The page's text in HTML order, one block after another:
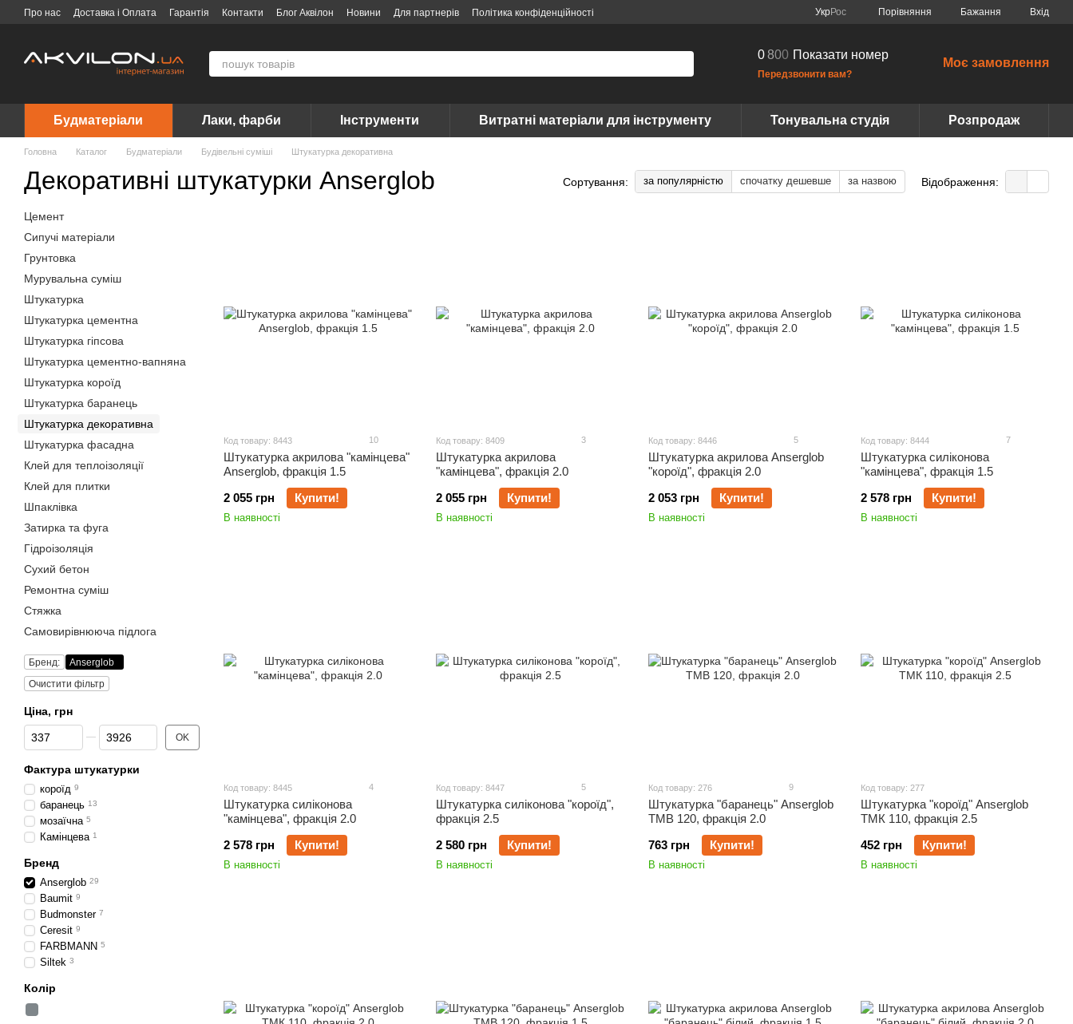
Перейти до основного контенту
Про нас Доставка і Оплата Гарантія Контакти Блог Аквілон Новини Для партнерів
Політика конфіденційності
УкрРос Порівняння Бажання Вхід
0800 Показати номер
Передзвонити вам?
Моє замовлення
Будматеріали Лаки, фарби Інструменти Витратні матеріали для інструменту Тонувальна студія Розпродаж
Головна Каталог Будматеріали Будівельні суміші Штукатурка декоративна
Декоративні штукатурки Anserglob Сортування: за популярністю спочатку дешевше за назвою Відображення:
Код товару: 8443 10
Штукатурка акрилова "камінцева"
Anserglob, фракція 1.5
2 055 грн
Купити!
В наявності
Код товару: 8409 3
Штукатурка акрилова
"камінцева", фракція 2.0
2 055 грн
Купити!
В наявності
Код товару: 8446 5
Штукатурка акрилова Anserglob
"короїд", фракція 2.0
2 053 грн
Купити!
В наявності
Код товару: 8444 7
Штукатурка силіконова
"камінцева", фракція 1.5
2 578 грн
Купити!
В наявності
Код товару: 8445 4
Штукатурка силіконова
"камінцева", фракція 2.0
2 578 грн
Купити!
В наявності
Код товару: 8447 5
Штукатурка силіконова "короїд",
фракція 2.5
2 580 грн
Купити!
В наявності
Код товару: 276 9
Штукатурка "баранець" Anserglob
ТМВ 120, фракція 2.0
763 грн
Купити!
В наявності
Код товару: 277
Штукатурка "короїд" Anserglob
ТМК 110, фракція 2.5
452 грн
Купити!
В наявності
Цемент
Сипучі матеріали
Грунтовка
Мурувальна суміш
Штукатурка
Штукатурка цементна
Штукатурка гіпсова
Штукатурка цементно-вапняна
Штукатурка короїд
Штукатурка баранець
Штукатурка декоративна
Штукатурка фасадна
Клей для теплоізоляції
Клей для плитки
Шпаклівка
Затирка та фуга
Гідроізоляція
Сухий бетон
Ремонтна суміш
Стяжка
Самовирівнююча підлога
Бренд:
Anserglob
Очистити фільтр
Ціна, грн
Від Ціна, грн
До Ціна, грн OK
Фактура штукатурки
короїд 9
баранець 13
мозаїчна 5
Камінцева 1
Бренд
Anserglob 29
Baumit 9
Budmonster 7
Ceresit 9
FARBMANN 5
Siltek 3
Колір